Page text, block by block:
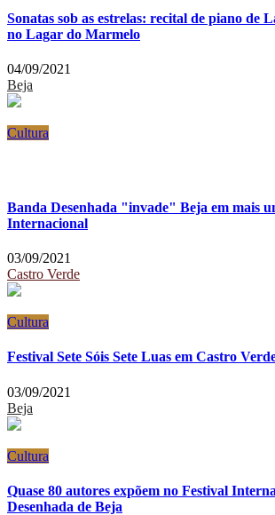
Sonatas sob as estrelas: recital de piano de
no Lagar do Marmelo
04/09/2021
Beja
Cultura
Banda Desenhada "invade" Beja em mais
Internacional
03/09/2021
Castro Verde
Cultura
Festival Sete Sóis Sete Luas em Castro
03/09/2021
Beja
Cultura
Quase 80 autores expõem no Festival
Desenhada de Beja